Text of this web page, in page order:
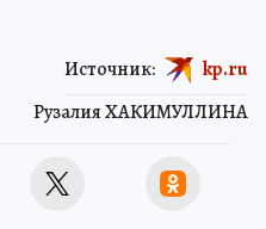
Рузалия ХАКИМУЛЛИНА
Источник: kp.ru